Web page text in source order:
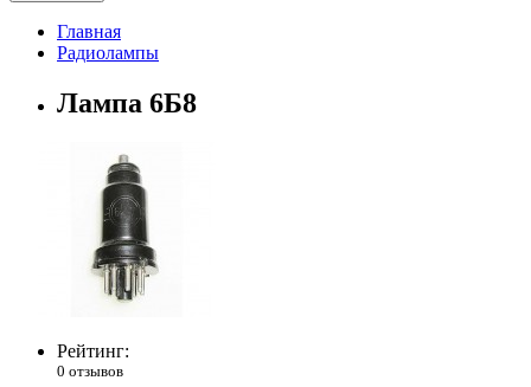
Главная
Радиолампы
Лампа 6Б8
Рейтинг:
0 отзывов